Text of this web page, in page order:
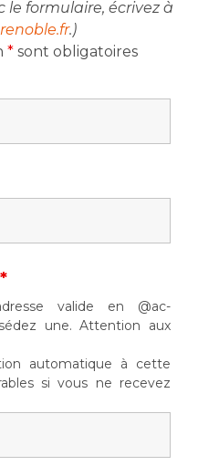
le formulaire, écrivez à
.)
* sont obligatoires
*
valide en @ac-
une. Attention aux
automatique à cette
si vous ne recevez